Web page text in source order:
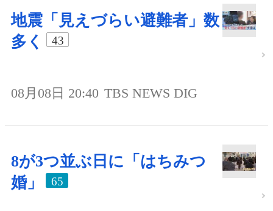
地震「見えづらい避難者」数
多く
43
08月08日 20:40 TBS NEWS DIG
8が3つ並ぶ日に「はちみつ
婚」
65